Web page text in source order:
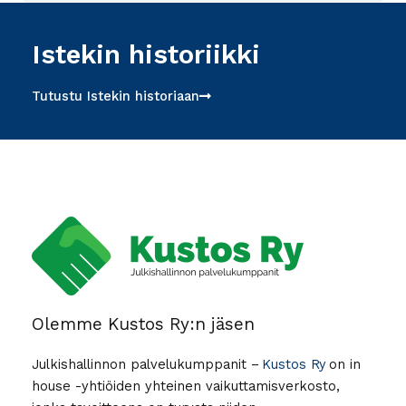
Istekin historiikki
Tutustu Istekin historiaan
Olemme Kustos Ry:n jäsen
Julkishallinnon palvelukumppanit – Kustos Ryon in
house -yhtiöiden yhteinen vaikuttamisverkosto,